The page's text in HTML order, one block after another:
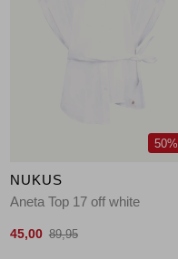
50%
NUKUS
Aneta Top 17 off white
45,00 89,95